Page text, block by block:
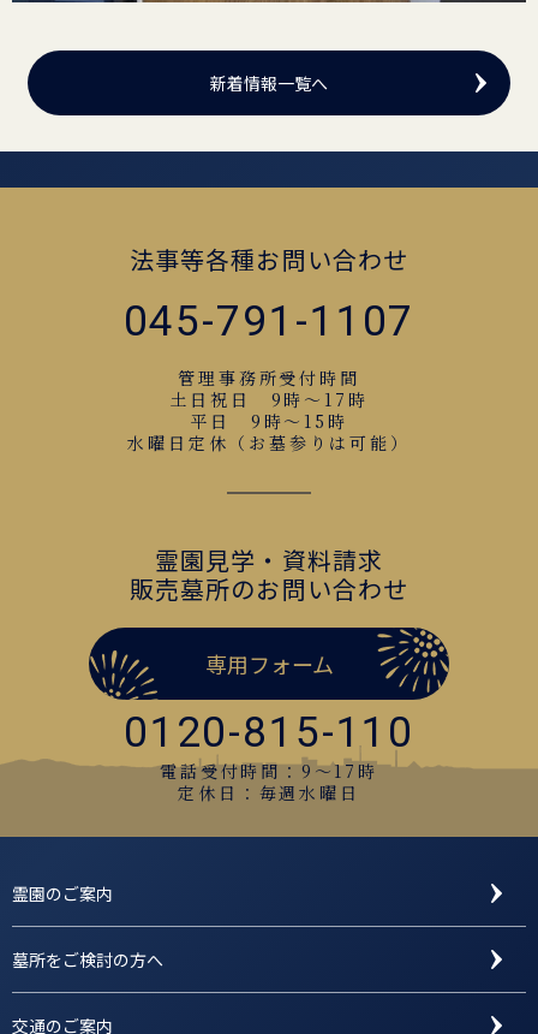
新着情報一覧へ
法事等各種お問い合わせ
045-791-1107
管理事務所受付時間
土日祝日 9時～17時
平日 9時～15時
水曜日定休（お墓参りは可能）
霊園見学・資料請求
販売墓所のお問い合わせ
専用フォーム
0120-815-110
電話受付時間：9〜17時
定休日：毎週水曜日
霊園のご案内
墓所をご検討の方へ
交通のご案内